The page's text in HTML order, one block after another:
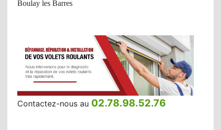
Boulay les Barres
Contactez-nous au 02.78.98.52.76